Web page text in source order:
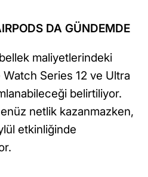
DA GÜNDEMDE
maliyetlerindeki
Series 12 ve Ultra
belirtiliyor.
netlik kazanmazken,
etkinliğinde